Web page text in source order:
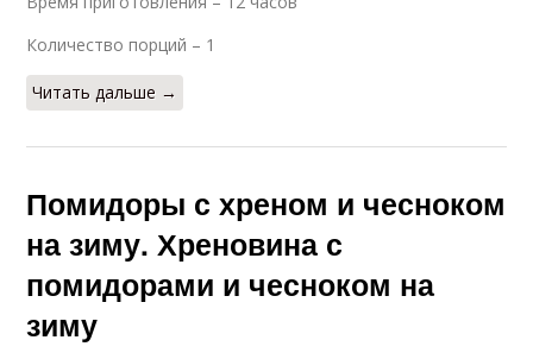
Количество порций – 1
Читать дальше →
Помидоры с хреном и чесноком
на зиму. Хреновина с
помидорами и чесноком на
зиму